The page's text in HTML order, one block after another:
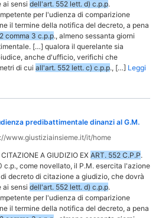
ai sensi dell'art. 552 lett. d) c.p.p.
per l'udienza di comparizione
il termine della notifica del decreto, a pena
comma 3 c.p.p., almeno sessanta giorni
[…] qualora il querelante sia
anche d'ufficio, verifichi che
di cui all'art. 552 lett. c) c.p.p., […] Leggi
predibattimentale dinanzi al G.M.
www.giustiziainsieme.it/it/home
A GIUDIZIO EX ART. 552 C.P.P.
c.p., come novellato, il P.M. esercita l'azione
decreto di citazione a giudizio, che dovrà
ai sensi dell'art. 552 lett. d) c.p.p.
per l'udienza di comparizione
il termine della notifica del decreto, a pena